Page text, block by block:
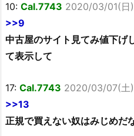
10: Cal.7743 2020/03/01(日)
>>9
中古屋のサイト見てみ値下げ
て表示して
17: Cal.7743 2020/03/07(土
>>13
正規で買えない奴はみじめだ